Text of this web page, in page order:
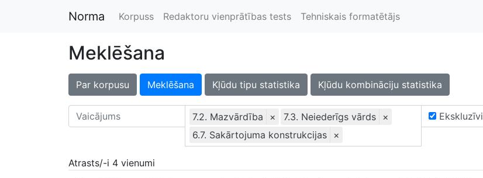
Norma Korpuss Redaktoru vienprātības tests Tehniskais formatētājs
Meklēšana
Par korpusu Meklēšana Kļūdu tipu statistika Kļūdu kombināciju statistika
7.2. Mazvārdība × 7.3. Neiederīgs vārds ×
6.7. Sakārtojuma konstrukcijas ×
Ekskluzīvi
Atrasts/-i 4 vienumi